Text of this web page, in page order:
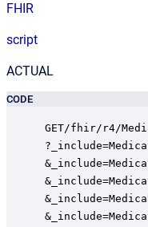
FHIR
script
ACTUAL
CODE
GET/fhir/r4/